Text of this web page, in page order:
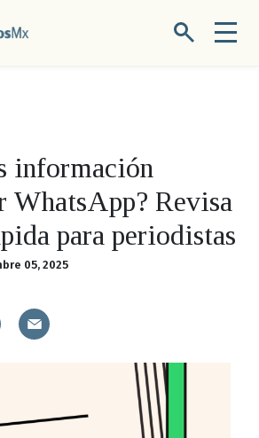
información
WhatsApp? Revisa
para periodistas
05, 2025